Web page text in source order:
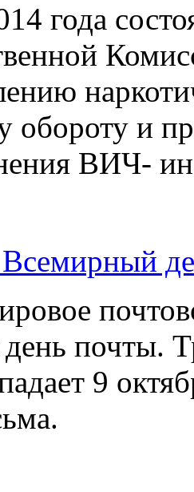
года
обороту и
ВИЧ-
Всемирный
почты.
9